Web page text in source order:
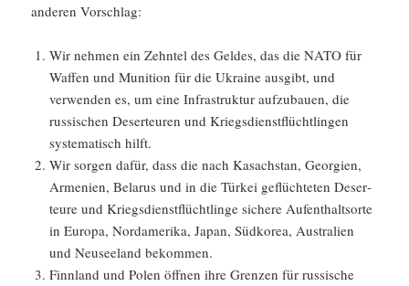
anderen Vorschlag:
Wir nehmen ein Zehntel des Geldes, das die NATO für
Waffen und Munition für die Ukraine ausgibt, und
verwenden es, um eine Infra­struktur aufzu­bauen, die
russi­schen Deser­teuren und Kriegs­dienst­flücht­lingen
syste­ma­tisch hilft.
Wir sorgen dafür, dass die nach Kasach­stan, Georgien,
Armenien, Belarus und in die Türkei geflüch­teten Deser­
teure und Kriegs­dienst­flücht­linge sichere Aufent­halts­orte
in Europa, Nordame­rika, Japan, Südkorea, Austra­lien
und Neusee­land bekommen.
Finnland und Polen öffnen ihre Grenzen für russi­sche